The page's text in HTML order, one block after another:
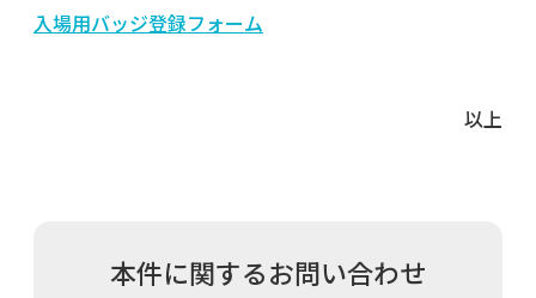
入場用バッジ登録フォーム
以上
本件に関するお問い合わせ